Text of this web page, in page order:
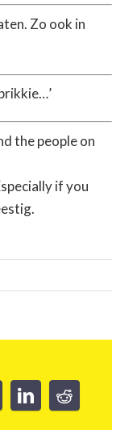
Zo ook in
the people on
if you